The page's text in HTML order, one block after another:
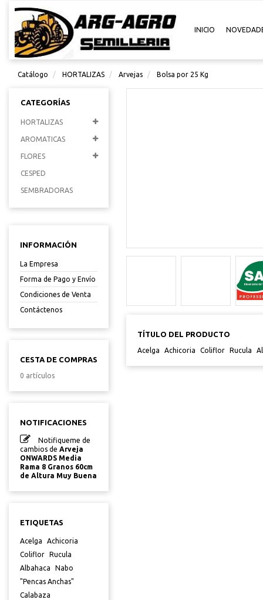
INICIO
Catálogo HORTALIZAS Arvejas Bolsa por 25 Kg
CATEGORÍAS
HORTALIZAS
AROMATICAS
FLORES
CESPED
SEMBRADORAS
INFORMACIÓN
La Empresa
Forma de Pago y Envío
Condiciones de Venta
Contáctenos
CESTA DE COMPRAS
0 artículos
NOTIFICACIONES
Notifiqueme de
cambios de Arveja
ONWARDS Media
Rama 8 Granos 60cm
de Altura Muy Buena
ETIQUETAS
Acelga
Achicoria
Coliflor
Rucula
Albahaca
Nabo
"Pencas Anchas"
Calabaza
TÍTULO DEL PRODUCTO
Acelga Achicoria Coliflor Rucula